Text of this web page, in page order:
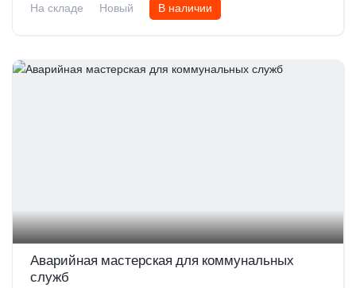
На складе Новый В наличии
Аварийная мастерская для коммунальных
служб